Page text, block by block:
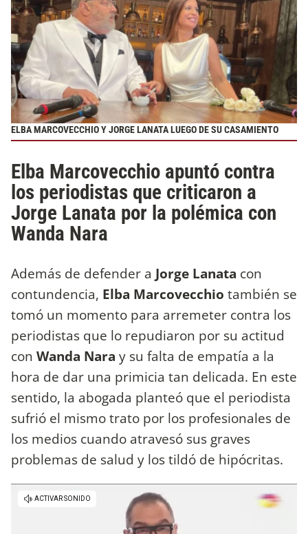
ELBA MARCOVECCHIO Y JORGE LANATA LUEGO DE SU CASAMIENTO
Elba Marcovecchio apuntó contra
los periodistas que criticaron a
Jorge Lanata por la polémica con
Wanda Nara
Además de defender a Jorge Lanata con
contundencia, Elba Marcovecchio también se
tomó un momento para arremeter contra los
periodistas que lo repudiaron por su actitud
con Wanda Nara y su falta de empatía a la
hora de dar una primicia tan delicada. En este
sentido, la abogada planteó que el periodista
sufrió el mismo trato por los profesionales de
los medios cuando atravesó sus graves
problemas de salud y los tildó de hipócritas.